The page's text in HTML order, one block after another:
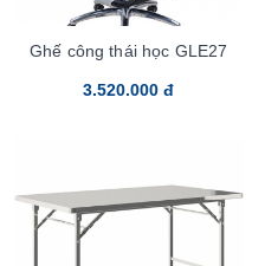
Ghế công thái học GLE27
3.520.000 đ